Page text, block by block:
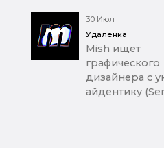
30 Июл
Удаленка
Mish ищет
графического
дизайнера с
айдентику